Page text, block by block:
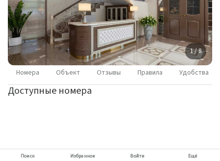
1 / 8
Номера Объект Отзывы Правила Удобства
Доступные номера
Поиск Избранное Войти Ещё